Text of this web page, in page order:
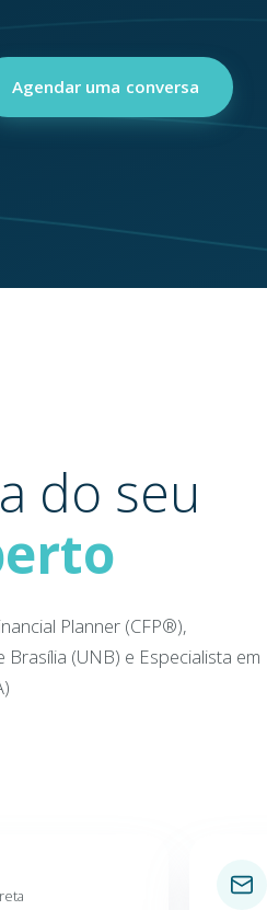
Agendar uma conversa
do seu
Planner (CFP®),
(UNB) e Especialista em